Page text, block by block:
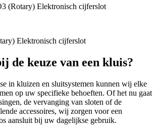
(Rotary) Elektronisch cijferslot
Elektronisch cijferslot
de keuze van een kluis?
in kluizen en sluitsystemen kunnen wij elke
op uw specifieke behoeften. Of het nu gaat
de vervanging van sloten of de
accessoires, wij zorgen voor een
aansluit bij uw dagelijkse gebruik.